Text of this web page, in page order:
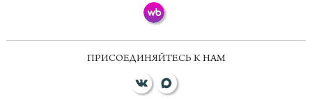
ПРИСОЕДИНЯЙТЕСЬ К НАМ